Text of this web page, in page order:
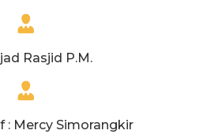
Rasjid P.M.
: Mercy Simorangkir